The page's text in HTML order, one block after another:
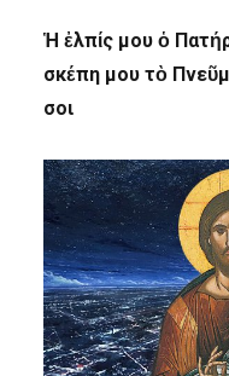
Ἡ ἐλπίς μου ὁ
σκέπη μου τὸ
σοι